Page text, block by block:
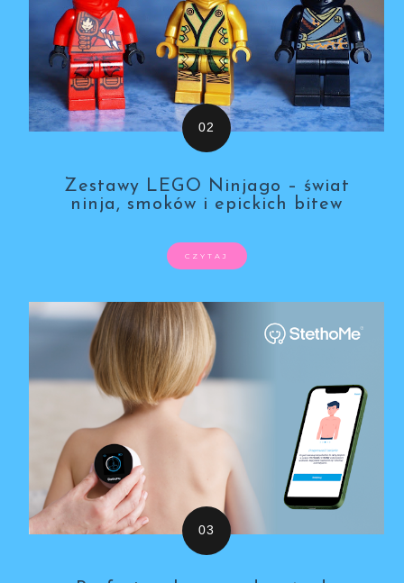
Zestawy LEGO Ninjago – świat
ninja, smoków i epickich bitew
CZYTAJ